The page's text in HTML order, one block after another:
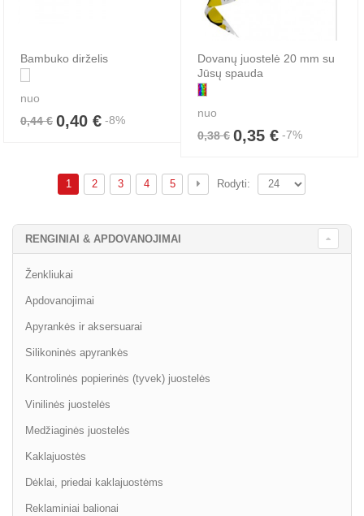
Bambuko dirželis
nuo
0,44 € 0,40 € -8%
Dovanų juostelė 20 mm su
Jūsų spauda
nuo
0,38 € 0,35 € -7%
1 2 3 4 5 Rodyti:
RENGINIAI & APDOVANOJIMAI
Ženkliukai
Apdovanojimai
Apyrankės ir aksersuarai
Silikoninės apyrankės
Kontrolinės popierinės (tyvek) juostelės
Vinilinės juostelės
Medžiaginės juostelės
Kaklajuostės
Dėklai, priedai kaklajuostėms
Reklaminiai balionai